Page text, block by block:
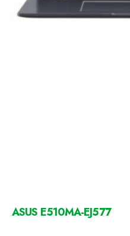
ASUS E510MA-EJ577